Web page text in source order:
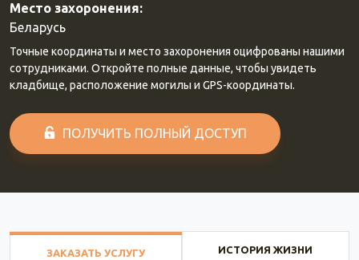
Место захоронения:
Беларусь
Точные координаты и место захоронения оцифрованы нашими
сотрудниками. Откройте полные данные, чтобы увидеть
кладбище, расположение могилы и GPS-координаты.
ПОЛУЧИТЬ ПОЛНЫЙ ДОСТУП
ЗАКАЗАТЬ УСЛУГУ ИСТОРИЯ ЖИЗНИ